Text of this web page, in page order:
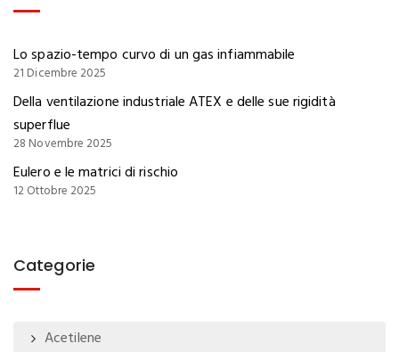
Lo spazio-tempo curvo di un gas infiammabile
21 Dicembre 2025
Della ventilazione industriale ATEX e delle sue rigidità
superflue
28 Novembre 2025
Eulero e le matrici di rischio
12 Ottobre 2025
Categorie
Acetilene